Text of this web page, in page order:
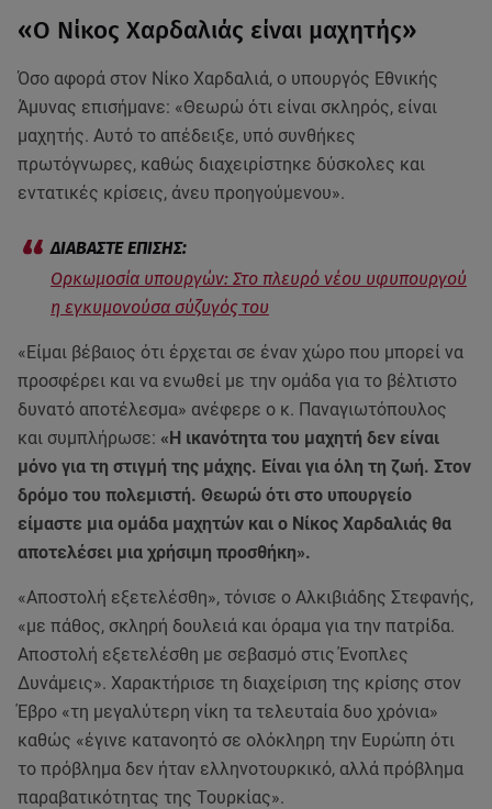
«Ο Νίκος Χαρδαλιάς είναι μαχητής»
Όσο αφορά στον Νίκο Χαρδαλιά, ο υπουργός Εθνικής
Άμυνας επισήμανε: «Θεωρώ ότι είναι σκληρός, είναι
μαχητής. Αυτό το απέδειξε, υπό συνθήκες
πρωτόγνωρες, καθώς διαχειρίστηκε δύσκολες και
εντατικές κρίσεις, άνευ προηγούμενου».
Ορκωμοσία υπουργών: Στο πλευρό νέου υφυπουργού
η εγκυμονούσα σύζυγός του
«Είμαι βέβαιος ότι έρχεται σε έναν χώρο που μπορεί να
προσφέρει και να ενωθεί με την ομάδα για το βέλτιστο
δυνατό αποτέλεσμα» ανέφερε ο κ. Παναγιωτόπουλος
και συμπλήρωσε: «Η ικανότητα του μαχητή δεν είναι
μόνο για τη στιγμή της μάχης. Είναι για όλη τη ζωή. Στον
δρόμο του πολεμιστή. Θεωρώ ότι στο υπουργείο
είμαστε μια ομάδα μαχητών και ο Νίκος Χαρδαλιάς θα
αποτελέσει μια χρήσιμη προσθήκη».
«Αποστολή εξετελέσθη», τόνισε ο Αλκιβιάδης Στεφανής,
«με πάθος, σκληρή δουλειά και όραμα για την πατρίδα.
Αποστολή εξετελέσθη με σεβασμό στις Ένοπλες
Δυνάμεις». Χαρακτήρισε τη διαχείριση της κρίσης στον
Έβρο «τη μεγαλύτερη νίκη τα τελευταία δυο χρόνια»
καθώς «έγινε κατανοητό σε ολόκληρη την Ευρώπη ότι
το πρόβλημα δεν ήταν ελληνοτουρκικό, αλλά πρόβλημα
παραβατικότητας της Τουρκίας».